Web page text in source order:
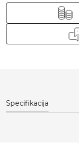
Specifikacija